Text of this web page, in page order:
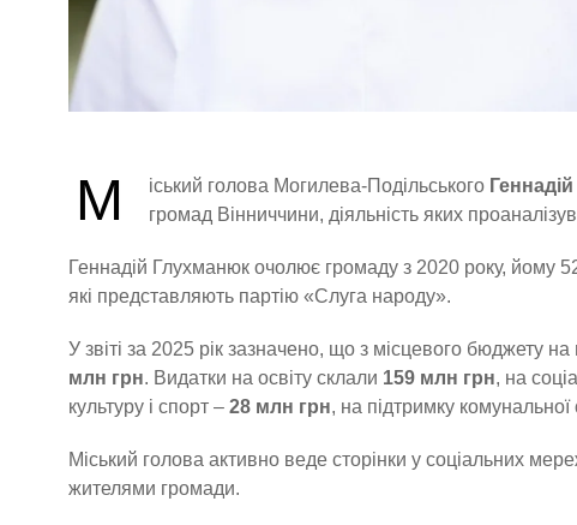
М іський голова Могилева-Подільського
громад Вінниччини, діяльність яких
Геннадій Глухманюк очолює громаду з 2020 року, йому
які представляють партію «Слуга народу».
У звіті за 2025 рік зазначено, що з місцевого бюджету
млн грн. Видатки на освіту склали 159 млн грн, на
культуру і спорт – 28 млн грн, на підтримку
Міський голова активно веде сторінки у соціальних
жителями громади.